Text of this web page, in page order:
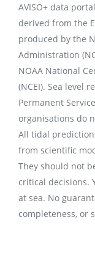
AVISO+ data
derived from the
produced by the
Administration
NOAA National
(NCEI). Sea level
Permanent
organisations do
All tidal
from scientific
They should not
critical decisions.
at sea. No
completeness, or